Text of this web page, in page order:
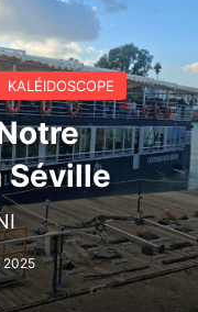
KALÉIDOSCOPE
Séville
2025